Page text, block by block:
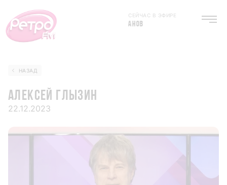
СЕЙЧАС В ЭФИРЕ
РУСЛАН РОМАНОВ
НАЗАД
АЛЕКСЕЙ ГЛЫЗИН
22.12.2023